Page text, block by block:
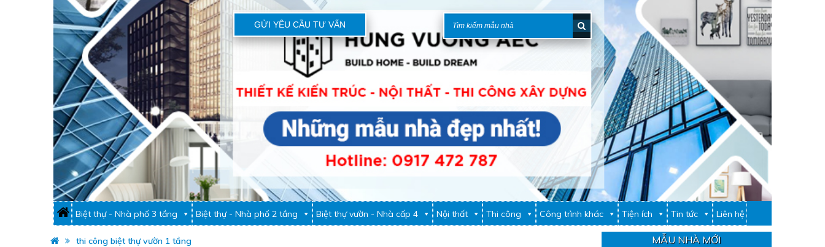
GỬI YÊU CẦU TƯ VẤN
Biệt thự - Nhà phố 3 tầng Biệt thự - Nhà phố 2 tầng Biệt thự vườn - Nhà cấp 4 Nội thất Thi công Công trình khác Tiện ích Tin tức Liên hệ
thi công biệt thự vườn 1 tầng MẪU NHÀ MỚI